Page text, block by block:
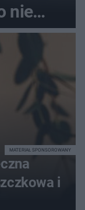
nie
i
MATERIAŁ SPONSOROWANY